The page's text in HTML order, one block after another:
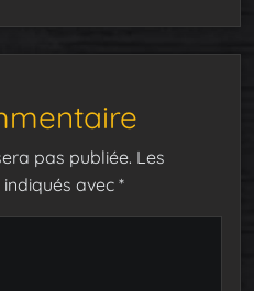
pas publiée. Les
avec *